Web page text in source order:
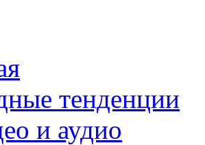
тенденции
и аудио